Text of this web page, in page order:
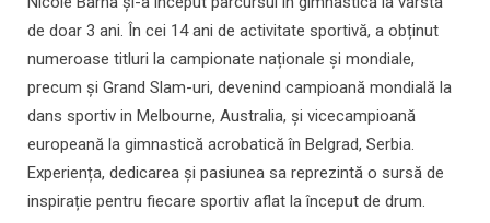
de doar 3 ani. În cei 14 ani de activitate sportivă, a obținut
numeroase titluri la campionate naționale și mondiale,
precum și Grand Slam-uri, devenind campioană mondială la
dans sportiv in Melbourne, Australia, și vicecampioană
europeană la gimnastică acrobatică în Belgrad, Serbia.
Experiența, dedicarea și pasiunea sa reprezintă o sursă de
inspirație pentru fiecare sportiv aflat la început de drum.